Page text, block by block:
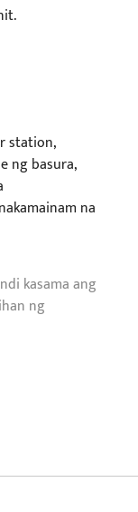
station,
ng basura,
na
kasama ang
ng